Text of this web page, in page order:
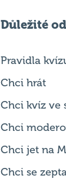
Důležité
Pravidla
Chci hrát
Chci kvíz ve
Chci
Chci jet na
Chci se